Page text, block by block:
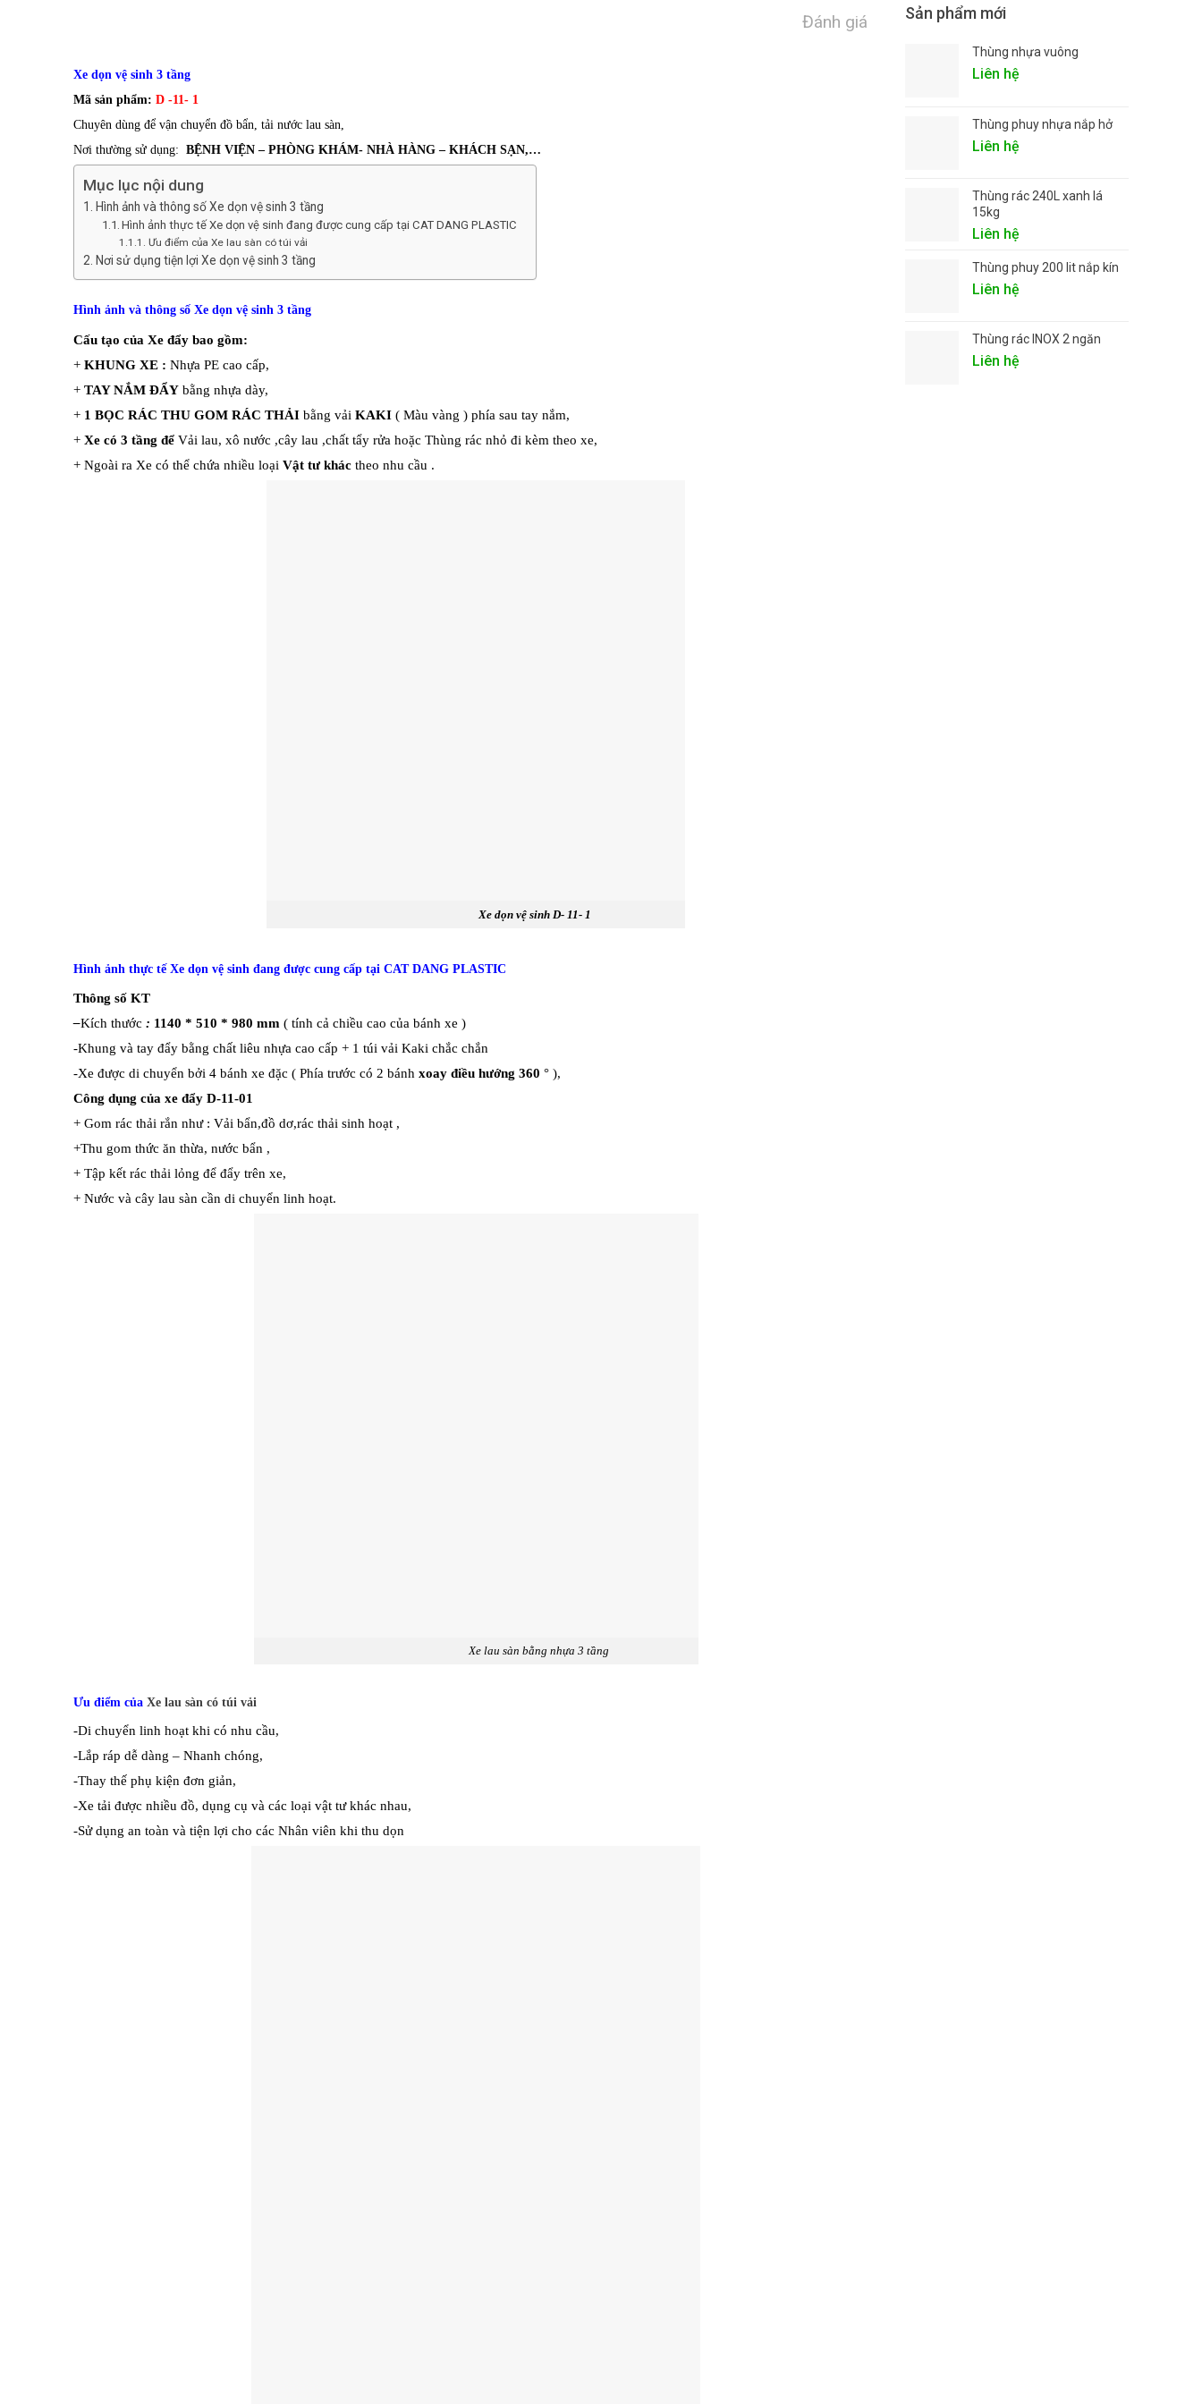
Sản phẩm mới
Thùng nhựa vuông
Liên hệ
Thùng phuy nhựa nắp hở
Liên hệ
Thùng rác 240L xanh lá
15kg
Liên hệ
Thùng phuy 200 lit nắp kín
Liên hệ
Thùng rác INOX 2 ngăn
Liên hệ
Đánh giá
Xe dọn vệ sinh 3 tầng
Mã sản phẩm: D -11- 1
Chuyên dùng để vận chuyển đồ bẩn, tải nước lau sàn,
Nơi thường sử dụng: BỆNH VIỆN – PHÒNG KHÁM- NHÀ HÀNG – KHÁCH SẠN,…
Mục lục nội dung
Hình ảnh và thông số Xe dọn vệ sinh 3 tầng
Hình ảnh thực tế Xe dọn vệ sinh đang được cung cấp tại CAT DANG PLASTIC
Ưu điểm của Xe lau sàn có túi vải
Nơi sử dụng tiện lợi Xe dọn vệ sinh 3 tầng
Hình ảnh và thông số Xe dọn vệ sinh 3 tầng
Cấu tạo của Xe đẩy bao gồm:
+ KHUNG XE : Nhựa PE cao cấp,
+ TAY NẮM ĐẨY bằng nhựa dày,
+ 1 BỌC RÁC THU GOM RÁC THẢI bằng vải KAKI ( Màu vàng ) phía sau tay nắm,
+ Xe có 3 tầng để Vải lau, xô nước ,cây lau ,chất tẩy rửa hoặc Thùng rác nhỏ đi kèm theo xe,
+ Ngoài ra Xe có thể chứa nhiều loại Vật tư khác theo nhu cầu .
Xe dọn vệ sinh D- 11- 1
Hình ảnh thực tế Xe dọn vệ sinh đang được cung cấp tại CAT DANG PLASTIC
Thông số KT
–Kích thước : 1140 * 510 * 980 mm ( tính cả chiều cao của bánh xe )
-Khung và tay đẩy bằng chất liêu nhựa cao cấp + 1 túi vải Kaki chắc chắn
-Xe được di chuyển bởi 4 bánh xe đặc ( Phía trước có 2 bánh xoay điều hướng 360 ° ),
Công dụng của xe đẩy D-11-01
+ Gom rác thải rắn như : Vải bẩn,đồ dơ,rác thải sinh hoạt ,
+Thu gom thức ăn thừa, nước bẩn ,
+ Tập kết rác thải lỏng để đẩy trên xe,
+ Nước và cây lau sàn cần di chuyển linh hoạt.
Xe lau sàn bằng nhựa 3 tầng
Ưu điểm của Xe lau sàn có túi vải
-Di chuyển linh hoạt khi có nhu cầu,
-Lắp ráp dễ dàng – Nhanh chóng,
-Thay thế phụ kiện đơn giản,
-Xe tải được nhiều đồ, dụng cụ và các loại vật tư khác nhau,
-Sử dụng an toàn và tiện lợi cho các Nhân viên khi thu dọn